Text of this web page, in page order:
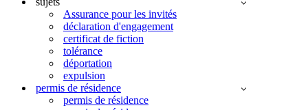
Assurance pour les invités
déclaration d'engagement
certificat de fiction
tolérance
déportation
expulsion
permis de résidence
permis de résidence